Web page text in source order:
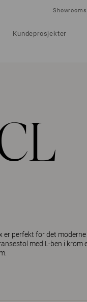
Kundeprosjekter
Showrooms
er perfekt for det
med L-ben i krom